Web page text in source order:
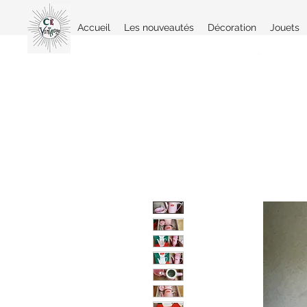
Accueil Les nouveautés Décoration Jouets